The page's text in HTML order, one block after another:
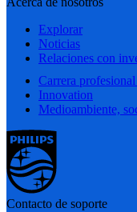
Explorar
Noticias
Relaciones con
Carrera profesional
Innovation
Medioambiente,
Contacto de soporte